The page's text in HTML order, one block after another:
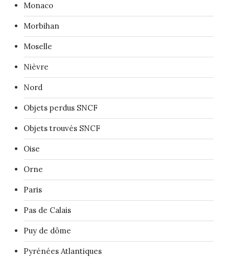
Monaco
Morbihan
Moselle
Nièvre
Nord
Objets perdus SNCF
Objets trouvés SNCF
Oise
Orne
Paris
Pas de Calais
Puy de dôme
Pyrénées Atlantiques